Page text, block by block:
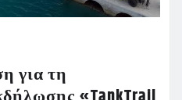
για τη